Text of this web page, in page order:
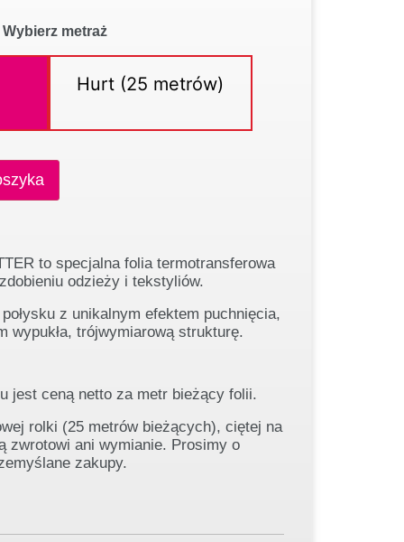
Wybierz metraż
Hurt (25 metrów)
to specjalna folia termotransferowa
odzieży i tekstyliów.
z unikalnym efektem puchnięcia,
wypukła, trójwymiarową strukturę.
jest ceną netto za metr bieżący folii.
rolki (25 metrów bieżących), ciętej na
zwrotowi ani wymianie. Prosimy o
zakupy.